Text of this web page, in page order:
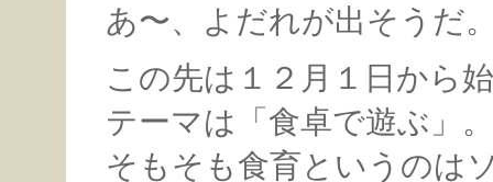
あ〜、よだれが出そうだ
この先は１２月１日から
テーマは「食卓で遊ぶ」。
そもそも食育というのは